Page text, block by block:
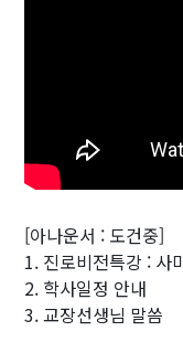
[아나운서 : 도건중]
1. 진로비전특강 : 사
2. 학사일정 안내
3. 교장선생님 말씀